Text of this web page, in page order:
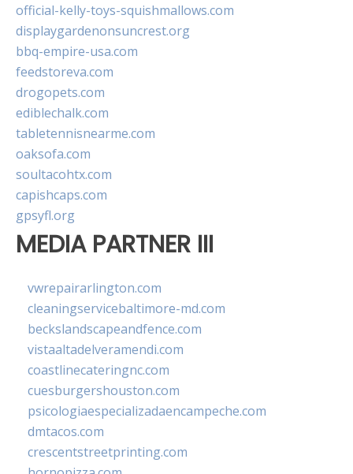
official-kelly-toys-squishmallows.com
displaygardenonsuncrest.org
bbq-empire-usa.com
feedstoreva.com
drogopets.com
ediblechalk.com
tabletennisnearme.com
oaksofa.com
soultacohtx.com
capishcaps.com
gpsyfl.org
MEDIA PARTNER III
vwrepairarlington.com
cleaningservicebaltimore-md.com
beckslandscapeandfence.com
vistaaltadelveramendi.com
coastlinecateringnc.com
cuesburgershouston.com
psicologiaespecializadaencampeche.com
dmtacos.com
crescentstreetprinting.com